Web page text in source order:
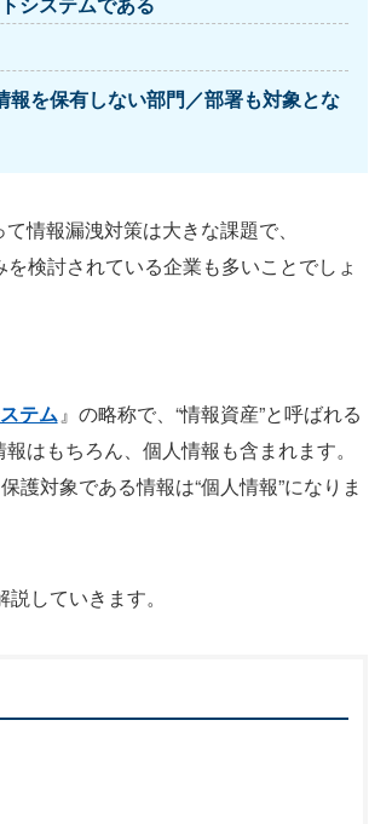
を保有しない部門／部署も対象とな
情報漏洩対策は大きな課題で、
を検討されている企業も多いことでしょ
テム』の略称で、“情報資産”と呼ばれる
はもちろん、個人情報も含まれます。
対象である情報は“個人情報”になりま
していきます。